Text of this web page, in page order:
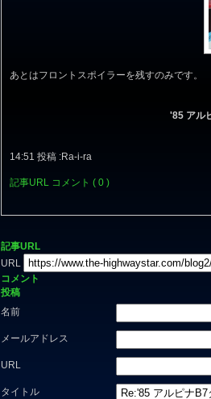
あとはフロントスポイラーを残すのみです。
'85 アル
14:51 投稿 :Ra-i-ra
記事URL コメント ( 0 )
記事URL
URL
コメント
投稿
名前
メールアドレス
URL
タイトル